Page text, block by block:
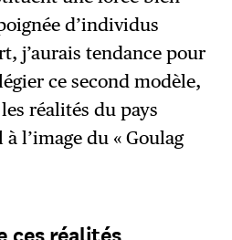
d’individus
j’aurais tendance pour
ce second modèle,
réalités du pays
l’image du « Goulag
ces réalités